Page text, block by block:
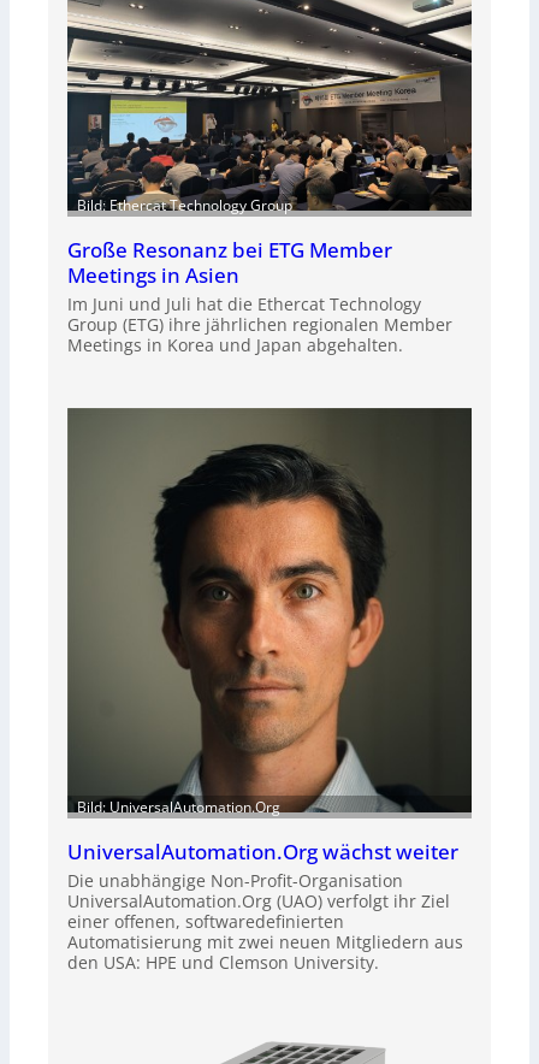
Bild: Ethercat Technology Group
Große Resonanz bei ETG Member
Meetings in Asien
Im Juni und Juli hat die Ethercat Technology
Group (ETG) ihre jährlichen regionalen Member
Meetings in Korea und Japan abgehalten.
Bild: UniversalAutomation.Org
UniversalAutomation.Org wächst weiter
Die unabhängige Non-Profit-Organisation
UniversalAutomation.Org (UAO) verfolgt ihr Ziel
einer offenen, softwaredefinierten
Automatisierung mit zwei neuen Mitgliedern aus
den USA: HPE und Clemson University.